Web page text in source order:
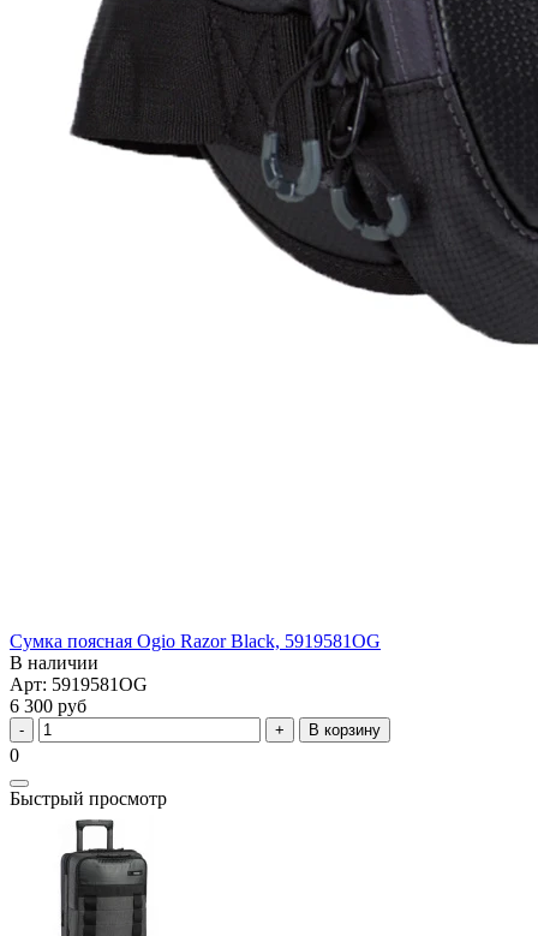
Сумка поясная Ogio Razor Black, 5919581OG
В наличии
Арт: 5919581OG
6 300 руб
В корзину
0
Быстрый просмотр